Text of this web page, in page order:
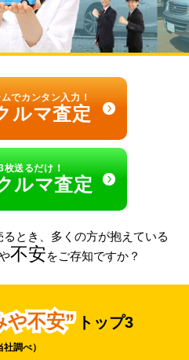
でカンタン入力！
ルマ査定
枚送るだけ！
ルマ査定
るとき、多くの方が抱えている
不安をご存知ですか？
や不安” トップ3
社調べ）